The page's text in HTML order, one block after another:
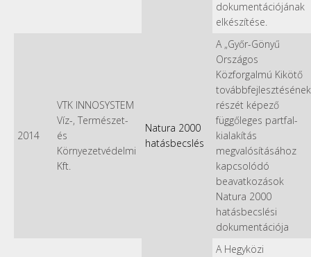
dokumentációjának
elkészítése.
2014
VTK INNOSYSTEM
Víz-, Természet-
és
Környezetvédelmi
Kft.
Natura 2000
hatásbecslés
A „Győr-Gönyű
Országos
Közforgalmú Kikötő
továbbfejlesztésének
részét képező
függőleges partfal-
kialakítás
megvalósításához
kapcsolódó
beavatkozások
Natura 2000
hatásbecslési
dokumentációja
A Hegyközi